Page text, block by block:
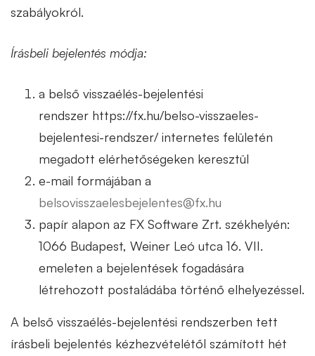
szabályokról.
Írásbeli bejelentés módja:
a belső visszaélés-bejelentési
rendszer https://fx.hu/belso-visszaeles-
bejelentesi-rendszer/ internetes felületén
megadott elérhetőségeken keresztül
e-mail formájában a
belsovisszaelesbejelentes@fx.hu
papír alapon az FX Software Zrt. székhelyén:
1066 Budapest, Weiner Leó utca 16. VII.
emeleten a bejelentések fogadására
létrehozott postaládába történő elhelyezéssel.
A belső visszaélés-bejelentési rendszerben tett
írásbeli bejelentés kézhezvételétől számított hét